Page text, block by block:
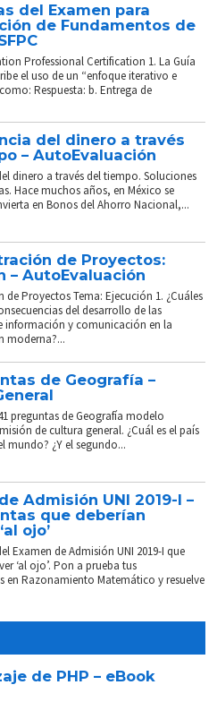
del Examen para
de Fundamentos de
Professional Certification 1. La Guía
el uso de un “enfoque iterativo e
Respuesta: b. Entrega de
del dinero a través
– AutoEvaluación
dinero a través del tiempo. Soluciones
Hace muchos años, en México se
en Bonos del Ahorro Nacional,...
de Proyectos:
– AutoEvaluación
de Proyectos Tema: Ejecución 1. ¿Cuáles
del desarrollo de las
información y comunicación en la
moderna?...
de Geografía –
preguntas de Geografía modelo
de cultura general. ¿Cuál es el país
mundo? ¿Y el segundo...
Admisión UNI 2019-I –
que deberían
ojo’
Examen de Admisión UNI 2019-I que
‘al ojo’. Pon a prueba tus
en Razonamiento Matemático y resuelve
de PHP – eBook